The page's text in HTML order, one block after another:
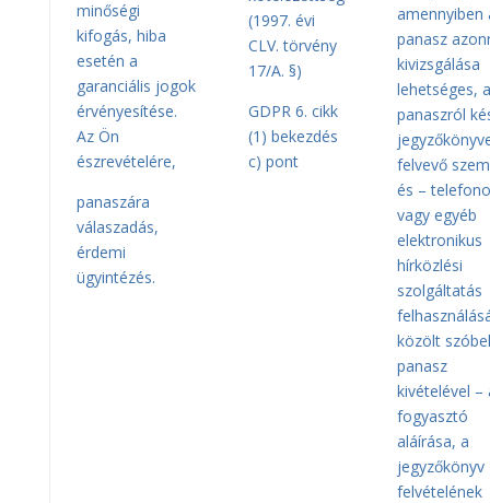
minőségi
kifogás, hiba
esetén a
garanciális jogok
érvényesítése.
Az Ön
észrevételére,
panaszára
válaszadás,
érdemi
ügyintézés.
(1997. évi
CLV. törvény
17/A. §)
GDPR 6. cikk
(1) bekezdés
c) pont
amennyiben
panasz
kivizsgálása
lehetséges, a
panaszról
felvevő
és –
vagy egyéb
elektronikus
hírközlési
szolgáltatás
közölt
panasz
kivételével –
fogyasztó
aláírása, a
jegyzőkönyv
felvételének